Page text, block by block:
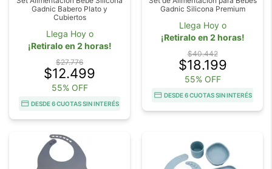
Gadnic Babero Plato y
Cubiertos
Llega Hoy o
¡Retiralo en 2 horas!
$27.776
$12.499
55% OFF
DESDE 6 CUOTAS SIN INTERÉS
Gadnic Silicona Premium
Llega Hoy o
¡Retiralo en 2 horas!
$40.442
$18.199
55% OFF
DESDE 6 CUOTAS SIN INTERÉS